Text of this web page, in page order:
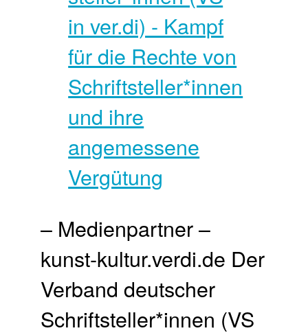
– Medienpartner –
kunst-kultur.verdi.de Der
Verband deutscher
Schriftsteller*innen (VS